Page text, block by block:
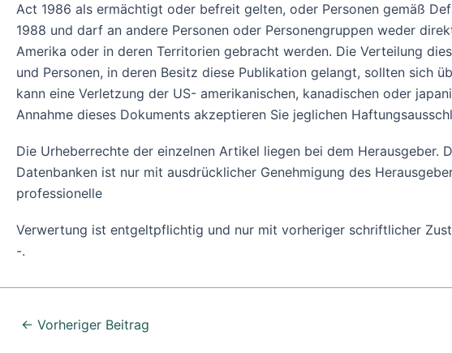
Act 1986 als ermächtigt oder befreit gelten, oder Personen gemäß
1988 und darf an andere Personen oder Personengruppen weder
Amerika oder in deren Territorien gebracht werden. Die Verteilung
und Personen, in deren Besitz diese Publikation gelangt, sollten sich
kann eine Verletzung der US- amerikanischen, kanadischen oder
Annahme dieses Dokuments akzeptieren Sie jeglichen
Die Urheberrechte der einzelnen Artikel liegen bei dem
Datenbanken ist nur mit ausdrücklicher Genehmigung des
professionelle
Verwertung ist entgeltpflichtig und nur mit vorheriger schriftlicher
-.
← Vorheriger Beitrag